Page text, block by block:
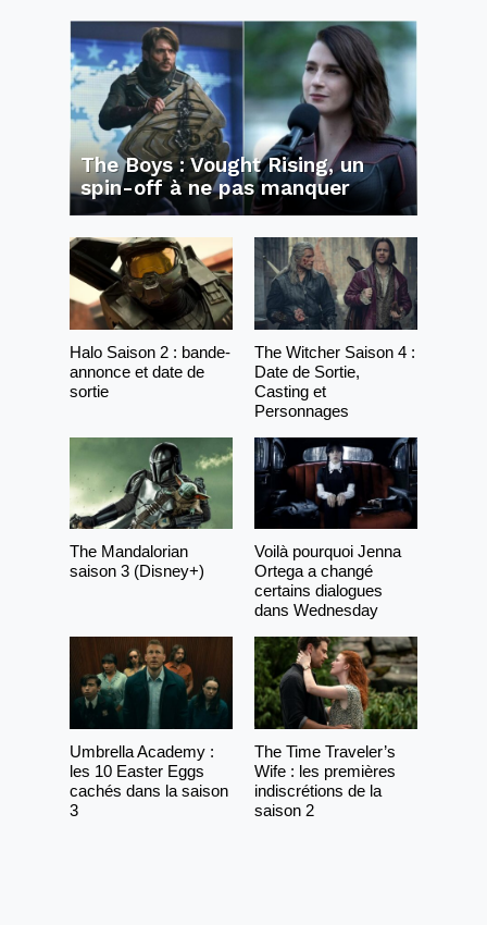
The Boys : Vought Rising, un
spin-off à ne pas manquer
Halo Saison 2 : bande-
annonce et date de
sortie
The Witcher Saison 4 :
Date de Sortie,
Casting et
Personnages
The Mandalorian
saison 3 (Disney+)
Voilà pourquoi Jenna
Ortega a changé
certains dialogues
dans Wednesday
Umbrella Academy :
les 10 Easter Eggs
cachés dans la saison
3
The Time Traveler’s
Wife : les premières
indiscrétions de la
saison 2